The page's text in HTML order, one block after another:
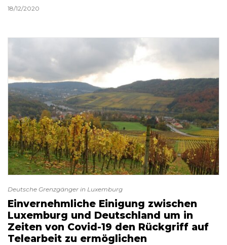
18/12/2020
Deutsche Grenzgänger in Luxemburg
Einvernehmliche Einigung zwischen
Luxemburg und Deutschland um in
Zeiten von Covid-19 den Rückgriff auf
Telearbeit zu ermöglichen